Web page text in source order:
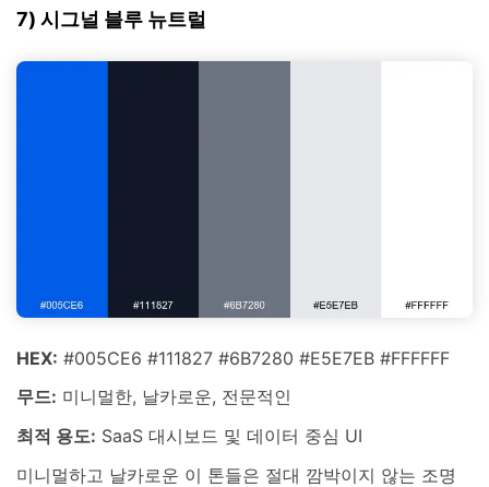
7) 시그널 블루 뉴트럴
HEX: #005CE6 #111827 #6B7280 #E5E7EB #FFFFFF
무드: 미니멀한, 날카로운, 전문적인
최적 용도: SaaS 대시보드 및 데이터 중심 UI
미니멀하고 날카로운 이 톤들은 절대 깜박이지 않는 조명